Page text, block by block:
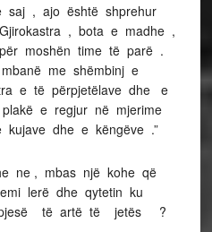
saj , ajo është shprehur
, bota e madhe ,
moshën time të parë .
me shëmbinj e
e të përpjetëlave dhe e
e regjur në mjerime
dhe e këngëve .”
ne , mbas një kohe që
lerë dhe qytetin ku
pjesë të artë të jetës ?